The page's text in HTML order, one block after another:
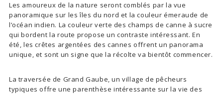
Les amoureux de la nature seront comblés par la vue
panoramique sur les îles du nord et la couleur émeraude de
l’océan indien. La couleur verte des champs de canne à sucre
qui bordent la route propose un contraste intéressant. En
été, les crêtes argentées des cannes offrent un panorama
unique, et sont un signe que la récolte va bientôt commencer.
La traversée de Grand Gaube, un village de pêcheurs
typiques offre une parenthèse intéressante sur la vie des